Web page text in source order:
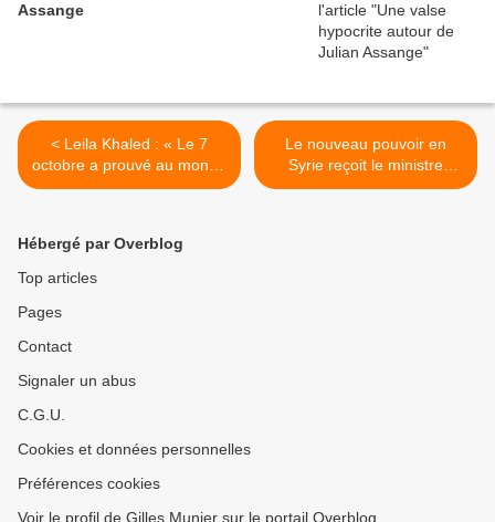
Assange
< Leila Khaled : « Le 7
octobre a prouvé au monde
entier l’importance de la
Le nouveau pouvoir en
Syrie reçoit le ministre
ukrainien des Affaires
Hébergé par Overblog
Top articles
Pages
Contact
Signaler un abus
C.G.U.
Cookies et données personnelles
Préférences cookies
Voir le profil de Gilles Munier sur le portail Overblog